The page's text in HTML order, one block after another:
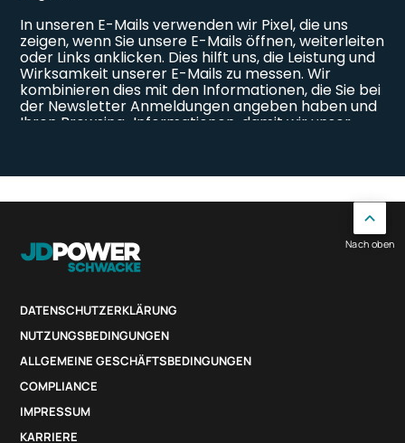
DATENSCHUTZERKLÄRUNG
NUTZUNGSBEDINGUNGEN
ALLGEMEINE GESCHÄFTSBEDINGUNGEN
COMPLIANCE
IMPRESSUM
KARRIERE
Nach oben